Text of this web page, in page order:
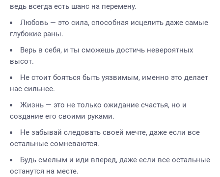
ведь всегда есть шанс на перемену.
Любовь — это сила, способная исцелить даже самые
глубокие раны.
Верь в себя, и ты сможешь достичь невероятных
высот.
Не стоит бояться быть уязвимым, именно это делает
нас сильнее.
Жизнь — это не только ожидание счастья, но и
создание его своими руками.
Не забывай следовать своей мечте, даже если все
остальные сомневаются.
Будь смелым и иди вперед, даже если все остальные
останутся на месте.